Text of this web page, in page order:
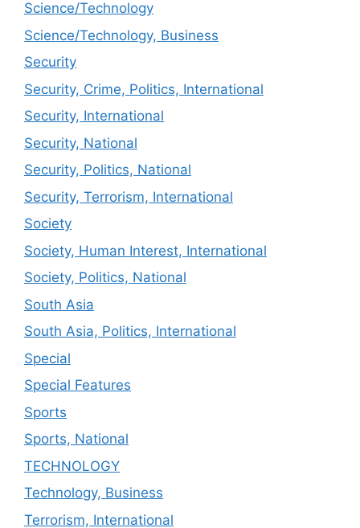
Science/Technology
Science/Technology, Business
Security
Security, Crime, Politics, International
Security, International
Security, National
Security, Politics, National
Security, Terrorism, International
Society
Society, Human Interest, International
Society, Politics, National
South Asia
South Asia, Politics, International
Special
Special Features
Sports
Sports, National
TECHNOLOGY
Technology, Business
Terrorism, International